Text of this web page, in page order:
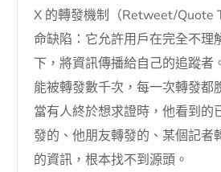
X 的轉發機制（Retweet/Quote
命缺陷：它允許用戶在完全不理
下，將資訊傳播給自己的追蹤者
能被轉發數千次，每一次轉發都
當有人終於想求證時，他看到的
發的、他朋友轉發的、某個記者
的資訊，根本找不到源頭。